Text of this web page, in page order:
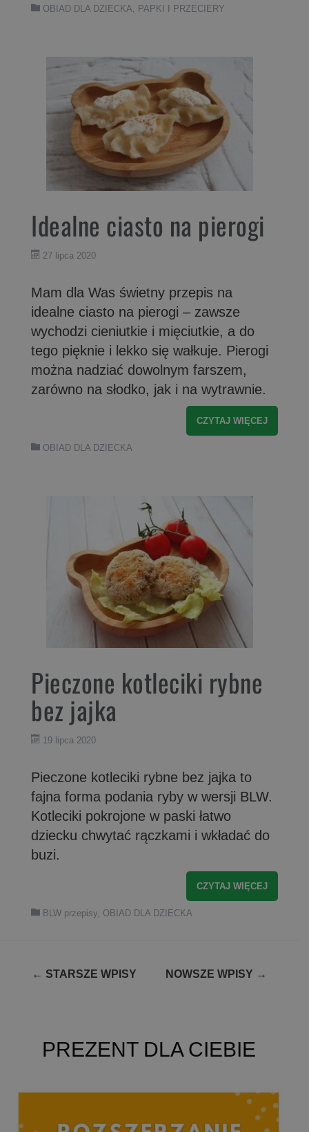
OBIAD DLA DZIECKA, PAPKI I PRZECIERY
Idealne ciasto na pierogi
27 lipca 2020
Mam dla Was świetny przepis na
idealne ciasto na pierogi – zawsze
wychodzi cieniutkie i mięciutkie, a do
tego pięknie i lekko się wałkuje. Pierogi
można nadziać dowolnym farszem,
zarówno na słodko, jak i na wytrawnie.
CZYTAJ WIĘCEJ
OBIAD DLA DZIECKA
Pieczone kotleciki rybne
bez jajka
19 lipca 2020
Pieczone kotleciki rybne bez jajka to
fajna forma podania ryby w wersji BLW.
Kotleciki pokrojone w paski łatwo
dziecku chwytać rączkami i wkładać do
buzi.
CZYTAJ WIĘCEJ
BLW przepisy, OBIAD DLA DZIECKA
Nawigacja
← STARSZE WPISY NOWSZE WPISY →
PREZENT DLA CIEBIE